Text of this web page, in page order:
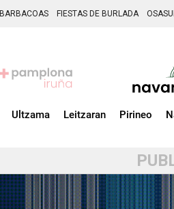
BARBACOAS FIESTAS DE BURLADA
Ultzama Leitzaran Pirineo